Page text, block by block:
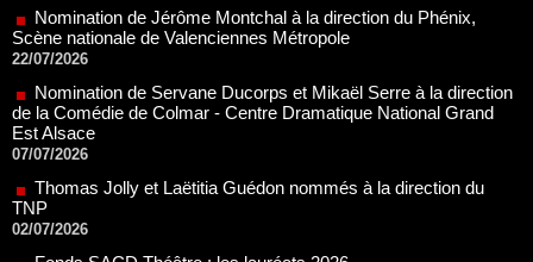
22/07/2026
Nomination de Servane Ducorps et Mikaël Serre à la direction
de la Comédie de Colmar - Centre Dramatique National Grand
Est Alsace
07/07/2026
Thomas Jolly et Laëtitia Guédon nommés à la direction du
TNP
02/07/2026
Fonds SACD Théâtre : les lauréats 2026
23/06/2026